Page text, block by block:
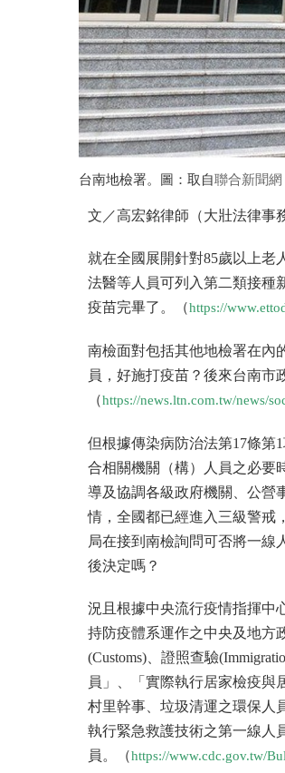
台南地檢署。圖：取自聯合新聞網
文／高宏銘律師（大壯法律事
就在全國展開針對85歲以上老
法醫等人員可列入第二類接種
疫苗完畢了。（https://
南檢面對包括其他地檢署在內
員，好施打疫苗？後來台南市
（https://news.ltn.com.tw/news/
但根據傳染病防治法第17條第
合相關機關（構）人員之必要
導及協調各級政府機關、公營
情，全國都已經進入三級警戒
局在接到南檢詢問可否將一線
後決定嗎？
況且根據中央流行疫情指揮中
持防疫體系運作之中央及地方
(Customs)、證照查驗
員」、「實際執行居家檢疫與
村里幹事、垃圾清運之環保人
執行緊急救護技術之第一線人
員。（https://www.cdc.gov.tw/